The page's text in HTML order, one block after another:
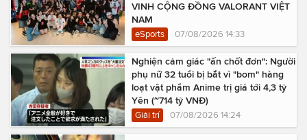
VINH CỘNG ĐỒNG VALORANT VIỆT
NAM
eSports 07/08/2026 14:33
Nghiện cảm giác "ấn chốt đơn": Người
phụ nữ 32 tuổi bị bắt vì "bom" hàng
loạt vật phẩm Anime trị giá tới 4,3 tỷ
Yên (~714 tỷ VNĐ)
Giải trí 07/08/2026 14:24